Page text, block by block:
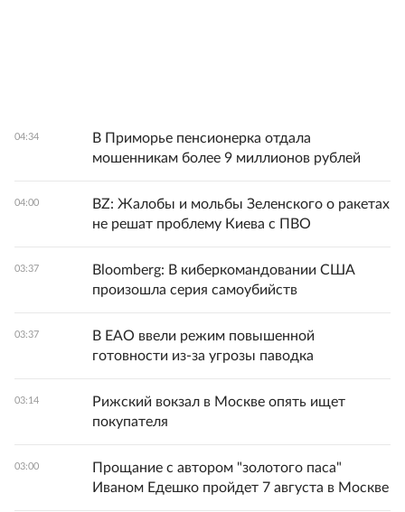
04:34
В Приморье пенсионерка отдала
мошенникам более 9 миллионов рублей
04:00
BZ: Жалобы и мольбы Зеленского о ракетах
не решат проблему Киева с ПВО
03:37
Bloomberg: В киберкомандовании США
произошла серия самоубийств
03:37
В ЕАО ввели режим повышенной
готовности из-за угрозы паводка
03:14
Рижский вокзал в Москве опять ищет
покупателя
03:00
Прощание с автором "золотого паса"
Иваном Едешко пройдет 7 августа в Москве